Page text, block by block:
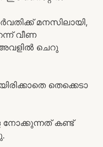
മനസിലായി,
വീണ
ചെറു
തെക്കെടാ
നോക്കുന്നത് കണ്ട്